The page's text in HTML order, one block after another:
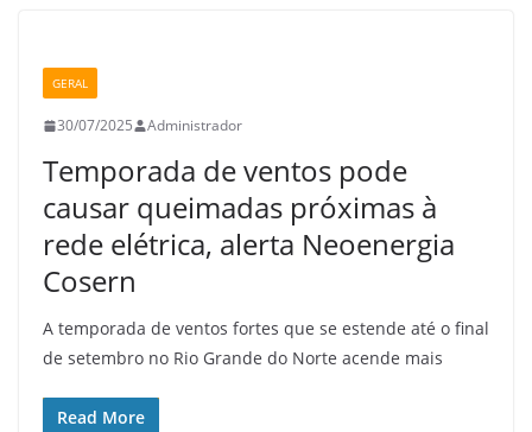
GERAL
30/07/2025 Administrador
Temporada de ventos pode
causar queimadas próximas à
rede elétrica, alerta Neoenergia
Cosern
A temporada de ventos fortes que se estende até o final
de setembro no Rio Grande do Norte acende mais
Read More